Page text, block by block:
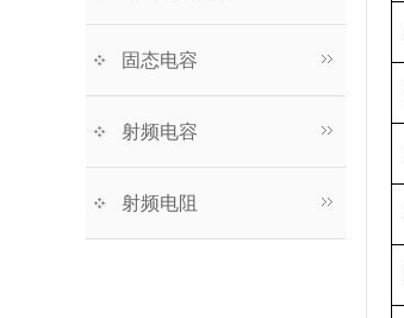
固态电容
射频电容
射频电阻